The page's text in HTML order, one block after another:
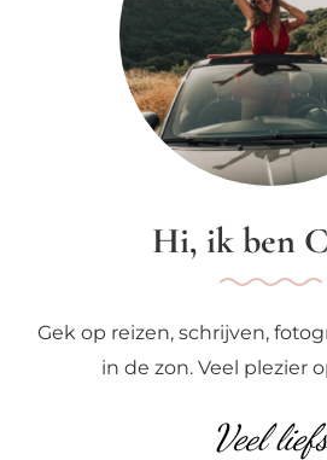
Hi, ik ben
Gek op reizen, schrijven,
in de zon. Veel plezier
Veel liefs